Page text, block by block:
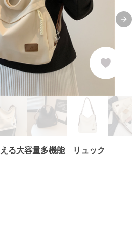
る大容量多機能 リュック